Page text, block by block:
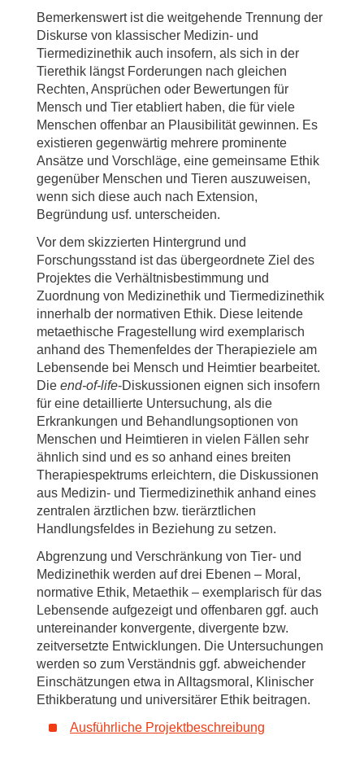
Bemerkenswert ist die weitgehende Trennung der
Diskurse von klassischer Medizin- und
Tiermedizinethik auch insofern, als sich in der
Tierethik längst Forderungen nach gleichen
Rechten, Ansprüchen oder Bewertungen für
Mensch und Tier etabliert haben, die für viele
Menschen offenbar an Plausibilität gewinnen. Es
existieren gegenwärtig mehrere prominente
Ansätze und Vorschläge, eine gemeinsame Ethik
gegenüber Menschen und Tieren auszuweisen,
wenn sich diese auch nach Extension,
Begründung usf. unterscheiden.
Vor dem skizzierten Hintergrund und
Forschungsstand ist das übergeordnete Ziel des
Projektes die Verhältnisbestimmung und
Zuordnung von Medizinethik und Tiermedizinethik
innerhalb der normativen Ethik. Diese leitende
metaethische Fragestellung wird exemplarisch
anhand des Themenfeldes der Therapieziele am
Lebensende bei Mensch und Heimtier bearbeitet.
Die end-of-life-Diskussionen eignen sich insofern
für eine detaillierte Untersuchung, als die
Erkrankungen und Behandlungsoptionen von
Menschen und Heimtieren in vielen Fällen sehr
ähnlich sind und es so anhand eines breiten
Therapiespektrums erleichtern, die Diskussionen
aus Medizin- und Tiermedizinethik anhand eines
zentralen ärztlichen bzw. tierärztlichen
Handlungsfeldes in Beziehung zu setzen.
Abgrenzung und Verschränkung von Tier- und
Medizinethik werden auf drei Ebenen – Moral,
normative Ethik, Metaethik – exemplarisch für das
Lebensende aufgezeigt und offenbaren ggf. auch
untereinander konvergente, divergente bzw.
zeitversetzte Entwicklungen. Die Untersuchungen
werden so zum Verständnis ggf. abweichender
Einschätzungen etwa in Alltagsmoral, Klinischer
Ethikberatung und universitärer Ethik beitragen.
Ausführliche Projektbeschreibung